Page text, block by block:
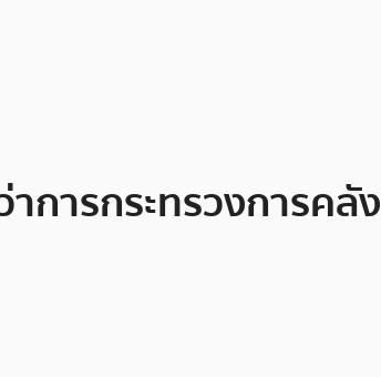
การกระทรวงการคลัง